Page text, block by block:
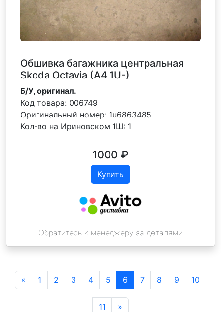
Обшивка багажника центральная
Skoda Octavia (A4 1U-)
Б/У, оригинал.
Код товара: 006749
Оригинальный номер: 1u6863485
Кол-во на Ириновском 1Ш: 1
1000 ₽
Купить
Обратитесь к менеджеру за деталями
« 1 2 3 4 5 6 7 8 9 10
11 »